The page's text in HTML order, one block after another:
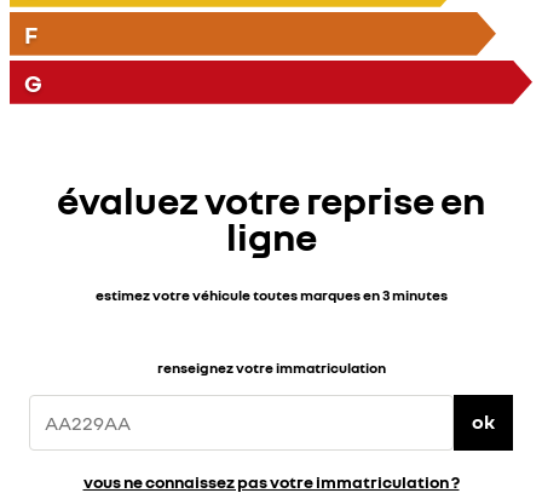
F
G
évaluez votre reprise en
ligne
estimez votre véhicule toutes marques en 3 minutes
renseignez votre immatriculation
ok
vous ne connaissez pas votre immatriculation ?